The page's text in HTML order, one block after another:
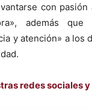
con pasión
además que
y atención» a los
redes sociales